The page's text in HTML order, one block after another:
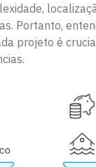
Portanto,
projeto é